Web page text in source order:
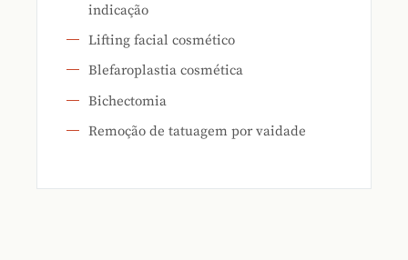
indicação
Lifting facial cosmético
Blefaroplastia cosmética
Bichectomia
Remoção de tatuagem por vaidade